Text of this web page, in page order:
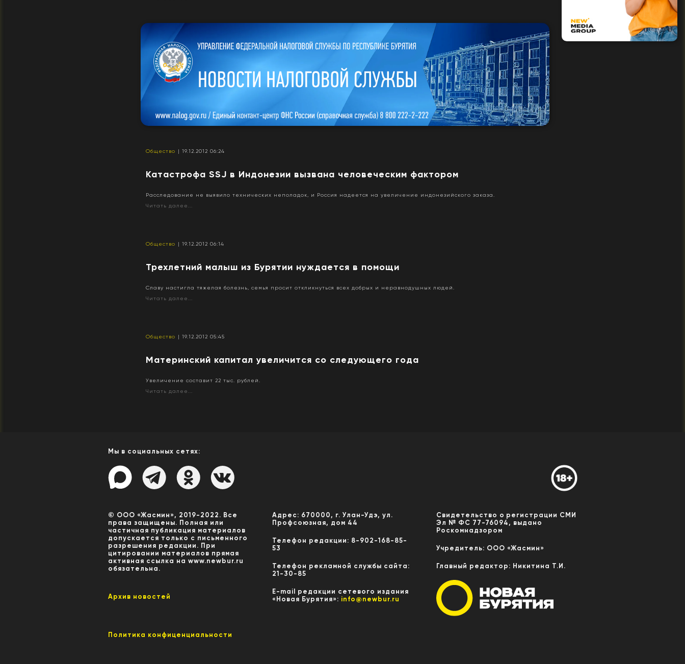
Общество | 19.12.2012 06:24
Катастрофа SSJ в Индонезии вызвана человеческим фактором
Расследование не выявило технических неполадок, и Россия надеется на увеличение индонезийского заказа.
Читать далее...
Общество | 19.12.2012 06:14
Трехлетний малыш из Бурятии нуждается в помощи
Славу настигла тяжелая болезнь, семья просит откликнуться всех добрых и неравнодушных людей.
Читать далее...
Общество | 19.12.2012 05:45
Материнский капитал увеличится со следующего года
Увеличение составит 22 тыс. рублей.
Читать далее...
Мы в социальных сетях:
© ООО «Жасмин», 2019-2022. Все
права защищены. Полная или
частичная публикация материалов
допускается только с письменного
разрешения редакции. При
цитировании материалов прямая
активная ссылка на www.newbur.ru
обязательна.
Архив новостей
Политика конфиценциальности
Адрес: 670000, г. Улан-Удэ, ул.
Профсоюзная, дом 44
Телефон редакции: 8-902-168-85-
53
Телефон рекламной службы сайта:
21-30-85
E-mail редакции сетевого издания
«Новая Бурятия»: info@newbur.ru
Свидетельство о регистрации СМИ
Эл № ФС 77-76094, выдано
Роскомнадзором
Учредитель: ООО «Жасмин»
Главный редактор: Никитина Т.И.